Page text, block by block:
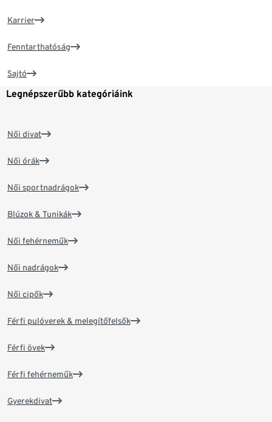
Karrier
Fenntarthatóság
Sajtó
Legnépszerűbb kategóriáink
Női divat
Női órák
Női sportnadrágok
Blúzok & Tunikák
Női fehérneműk
Női nadrágok
Női cipők
Férfi pulóverek & melegítőfelsők
Férfi övek
Férfi fehérneműk
Gyerekdivat